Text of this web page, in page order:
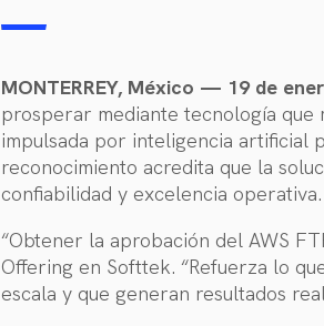
MONTERREY, México — 19 de
prosperar mediante tecnología que
impulsada por inteligencia artificial
reconocimiento acredita que la
confiabilidad y excelencia operativa.
“Obtener la aprobación del AWS
Offering en Softtek. “Refuerza lo
escala y que generan resultados